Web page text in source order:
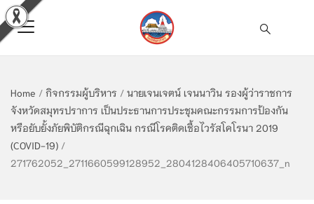
Home / กิจกรรมผู้บริหาร / นายเจนเจตน์ เจนนาวิน รองผู้ว่าราชการ
จังหวัดสมุทรปราการ เป็นประธานการประชุมคณะกรรมการป้องกัน
หรือยับยั้งภัยพิบัติกรณีฉุกเฉิน กรณีโรคติดเชื้อไวรัสโคโรนา 2019
(COVID-19) /
271762052_2711660599128952_2804128406405710637_n